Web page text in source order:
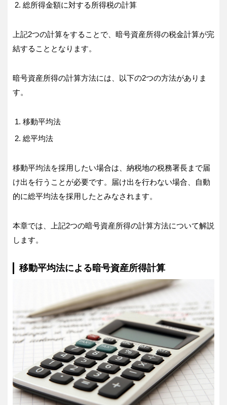
総所得金額に対する所得税の計算
上記2つの計算をすることで、暗号資産所得の税金計算が完
結することとなります。
暗号資産所得の計算方法には、以下の2つの方法がありま
す。
移動平均法
総平均法
移動平均法を採用したい場合は、納税地の税務署長まで届
け出を行うことが必要です。届け出を行わない場合、自動
的に総平均法を採用したとみなされます。
本章では、上記2つの暗号資産所得の計算方法について解説
します。
移動平均法による暗号資産所得計算